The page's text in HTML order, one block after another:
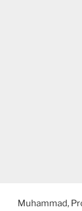
Muhammad,